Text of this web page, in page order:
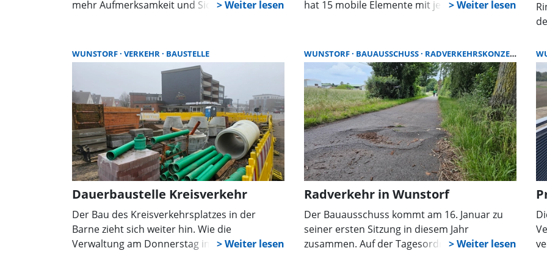
mehr Aufmerksamkeit und Sicherheit im
Hier ist mit Radfahrern zu rechnen.
hat 15 mobile Elemente mit je sechs
WUNSTORF VERKEHR BAUSTELLE
Dauerbaustelle Kreisverkehr
Der Bau des Kreisverkehrsplatzes in der
Barne zieht sich weiter hin. Wie die
Verwaltung am Donnerstag im Bauausschuss
WUNSTORF BAUAUSSCHUSS RADVERKEHRSKONZEPT
Radverkehr in Wunstorf
Der Bauausschuss kommt am 16. Januar zu
seiner ersten Sitzung in diesem Jahr
zusammen. Auf der Tagesordnung stehen